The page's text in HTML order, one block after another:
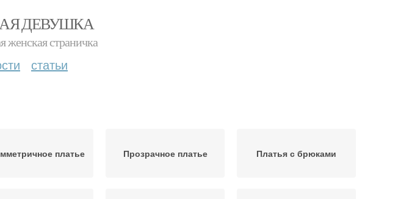
ДЕВУШКА
женская страничка
статьи
платье Прозрачное платье Платья с брюками